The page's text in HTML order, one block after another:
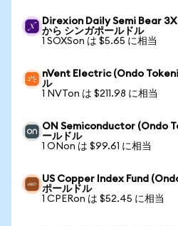
Direxion Daily Semi Bear
から シンガポールドル
1 SOXSon は $5.65 に相当
nVent Electric (Ondo
ル
1 NVTon は $211.98 に相当
ON Semiconductor (Ondo
ールドル
1 ONon は $99.61 に相当
US Copper Index Fund
ポールドル
1 CPERon は $52.45 に相当